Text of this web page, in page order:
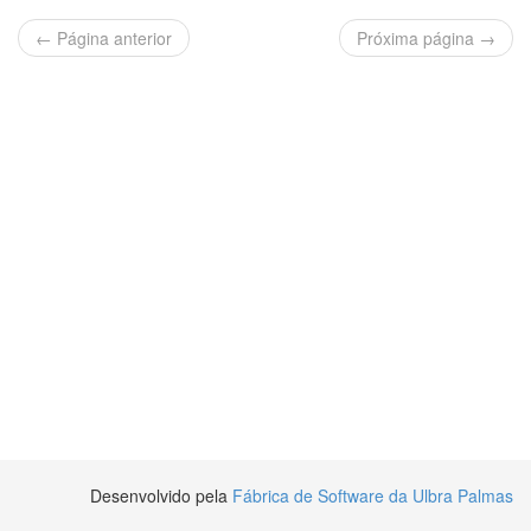
← Página anterior Próxima página →
Desenvolvido pela Fábrica de Software da Ulbra Palmas